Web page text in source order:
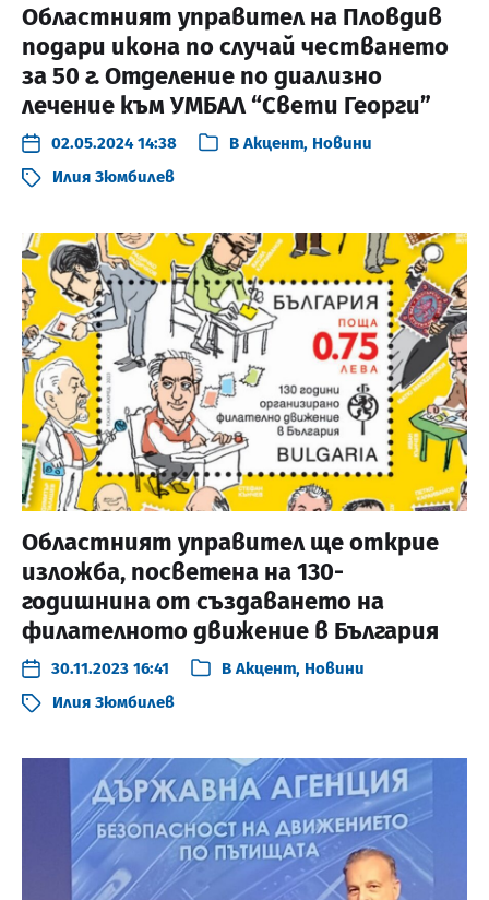
Областният управител на Пловдив
подари икона по случай честването
за 50 г. Отделение по диализно
лечение към УМБАЛ “Свети Георги”
02.05.2024 14:38 В Акцент, Новини
Илия Зюмбилев
Областният управител ще открие
изложба, посветена на 130-
годишнина от създаването на
филателното движение в България
30.11.2023 16:41 В Акцент, Новини
Илия Зюмбилев